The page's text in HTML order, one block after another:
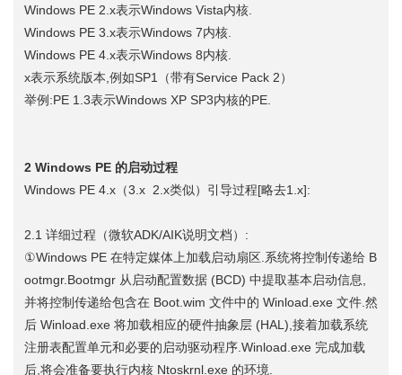
Windows PE 2.x表示Windows Vista内核.
Windows PE 3.x表示Windows 7内核.
Windows PE 4.x表示Windows 8内核.
x表示系统版本,例如SP1（带有Service Pack 2）
举例:PE 1.3表示Windows XP SP3内核的PE.
2 Windows PE 的启动过程
Windows PE 4.x（3.x 2.x类似）引导过程[略去1.x]:
2.1 详细过程（微软ADK/AIK说明文档）:
①Windows PE 在特定媒体上加载启动扇区.系统将控制传递给 B
ootmgr.Bootmgr 从启动配置数据 (BCD) 中提取基本启动信息,
并将控制传递给包含在 Boot.wim 文件中的 Winload.exe 文件.然
后 Winload.exe 将加载相应的硬件抽象层 (HAL),接着加载系统
注册表配置单元和必要的启动驱动程序.Winload.exe 完成加载
后,将会准备要执行内核 Ntoskrnl.exe 的环境.